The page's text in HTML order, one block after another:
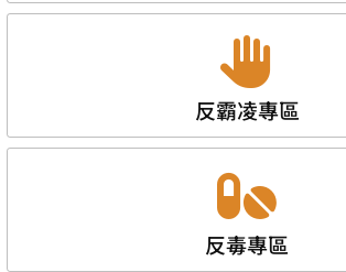
反霸凌專區
反毒專區